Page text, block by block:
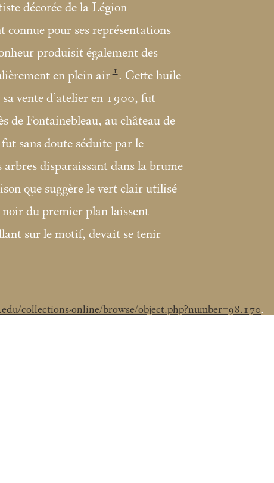
décorée de la Légion
connue pour ses représentations
produisit également des
en plein air 1 . Cette huile
vente d’atelier en 1900, fut
de Fontainebleau, au château de
sans doute séduite par le
arbres disparaissant dans la brume
que suggère le vert clair utilisé
du premier plan laissent
sur le motif, devait se tenir
collections-online/browse/object.php?number=98.170.